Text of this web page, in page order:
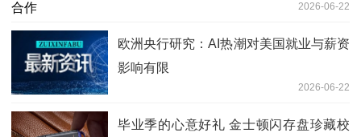
2026-06-22
欧洲央行研究：AI热潮对美国就业与薪资
影响有限
2026-06-22
毕业季的心意好礼 金士顿闪存盘珍藏校